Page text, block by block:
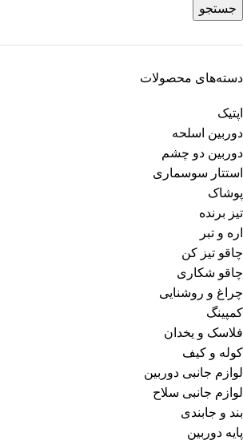
جستجو
دسته‌های محصولات
اپتیک
دوربین اسلحه
دوربین دو چشم
استتار سوسماری
پوشاک
تیز برنده
اره و تبر
چاقو تیز کن
چاقو شکاری
چراغ و روشنایی
کمپینگ
فلاسک و یخدان
کوله و کیف
لوازم جانبی دوربین
لوازم جانبی سلاح
بند و جابندی
پایه دوربین